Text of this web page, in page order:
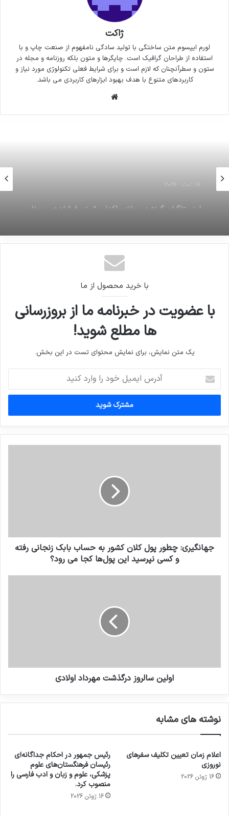
ژاکت
لورم ایپسوم متن ساختگی با تولید سادگی نامفهوم از صنعت چاپ و با
استفاده از طراحان گرافیک است. چاپگرها و متون بلکه روزنامه و مجله در
ستون و سطرآنچنان که لازم است و برای شرایط فعلی تکنولوژی مورد نیاز و
کاربردهای متنوع با هدف بهبود ابزارهای کاربردی می باشد.
توسط آمدنیوز
با خرید محصول از ما
با عضویت در خبرنامه ما از بروزرسانی
ها مطلع شوید!
یک متن نمایش، برای نمایش محتوای تست در این بخش.
ایمیل
خود
وارد
کنید
جهانگیری: چطور پول کلان کشور به حساب بابک زنجانی رفته
و کسی نپرسید این پول‌‌ها کجا می رود؟
اولین سالروز درگذشت مهرداد اولادی
نوشته های مشابه
اعلام زمان تعیین تکلیف سفرهای
نوروزی
16 ژوئن 2026
رئیس جمهور در احکام جداگانه‌ای
رئیسان فرهنگستان‌های علوم
پزشکی، علوم و زبان و ادب فارسی را
منصوب کرد.
16 ژوئن 2026